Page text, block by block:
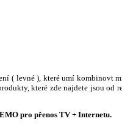
( levné ), které umí
které zde najdete jsou
pro přenos TV + Internetu.